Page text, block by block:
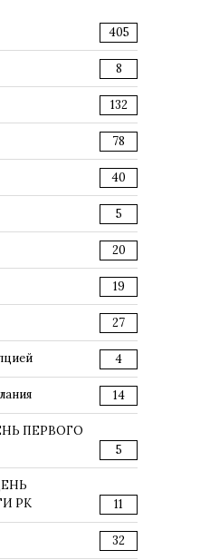
405
8
132
78
40
5
20
19
27
4
14
ПЕРВОГО
5
РК
11
32